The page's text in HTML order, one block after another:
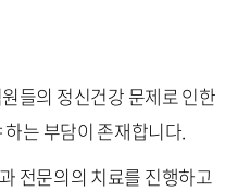
들의 정신건강 문제로 인한
는 부담이 존재합니다.
전문의의 치료를 진행하고